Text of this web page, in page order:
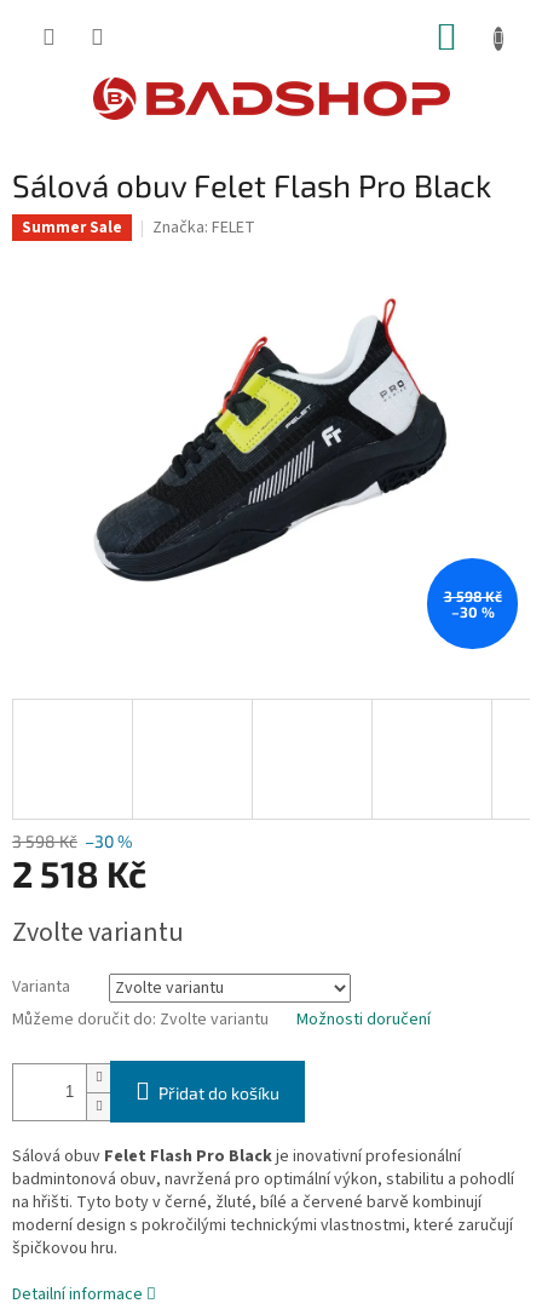
Sálová obuv Felet Flash Pro Black
Summer Sale Značka: FELET
3 598 Kč
–30 %
3 598 Kč –30 %
2 518 Kč
cena:
Zvolte variantu
Varianta
Můžeme doručit do: Zvolte variantu Možnosti doručení
Přidat do košíku
Sálová obuv Felet Flash Pro Blackje inovativní profesionální
badmintonová obuv, navržená pro optimální výkon, stabilitu a pohodlí
na hřišti. Tyto boty v černé, žluté, bílé a červené barvě kombinují
moderní design s pokročilými technickými vlastnostmi, které zaručují
špičkovou hru.
Detailní informace